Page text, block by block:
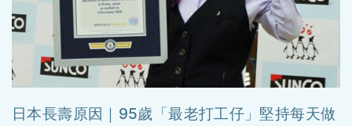
日本長壽原因｜95歲「最老打工仔」堅持每天做